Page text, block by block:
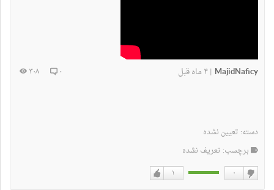
MajidNaficy
|۴ ماه قبل ۰ ۳۰۸
دسته: تعیین نشده
برچسب: تعریف نشده
۱ ۰